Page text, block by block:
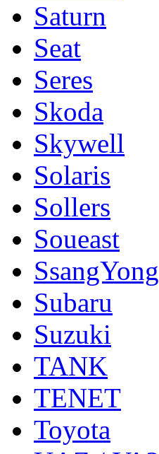
Saturn
Seat
Seres
Skoda
Skywell
Solaris
Sollers
Soueast
SsangYong
Subaru
Suzuki
TANK
TENET
Toyota